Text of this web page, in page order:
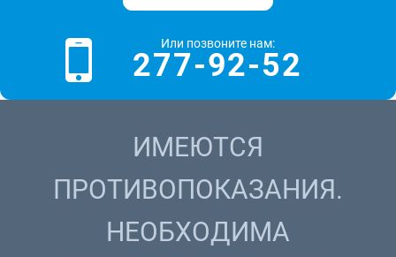
Или позвоните нам:
277-92-52
ИМЕЮТСЯ
ПРОТИВОПОКАЗАНИЯ.
НЕОБХОДИМА